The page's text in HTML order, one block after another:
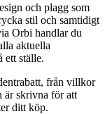
och plagg som
stil och samtidigt
Orbi handlar du
aktuella
ett ställe.
från villkor
är skrivna för att
ditt köp.